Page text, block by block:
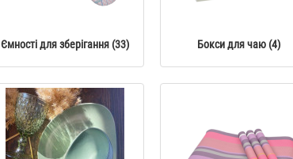
Набір для ванної "Savon" YX033
589 грн.
Ємності для зберігання (33) Бокси для чаю (4)